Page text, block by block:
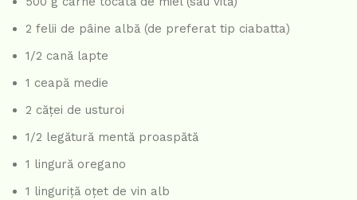
2 felii de pâine albă (de preferat tip ciabatta)
1/2 cană lapte
1 ceapă medie
2 căței de usturoi
1/2 legătură mentă proaspătă
1 lingură oregano
1 linguriță oțet de vin alb